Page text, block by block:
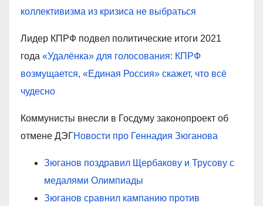
коллективизма из кризиса не выбраться
Лидер КПРФ подвел политические итоги 2021
года «Удалёнка» для голосования: КПРФ
возмущается, «Единая Россия» скажет, что всё
чудесно
Коммунисты внесли в Госдуму законопроект об
отмене ДЭГНовости про Геннадия Зюганова
Зюганов поздравил Щербакову и Трусову с
медалями Олимпиады
Зюганов сравнил кампанию против